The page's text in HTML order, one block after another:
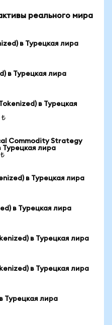
реального мира
в Турецкая лира
в Турецкая лира
в Турецкая
₺
Commodity Strategy
Турецкая лира
в Турецкая лира
в Турецкая лира
в Турецкая лира
в Турецкая лира
Турецкая лира